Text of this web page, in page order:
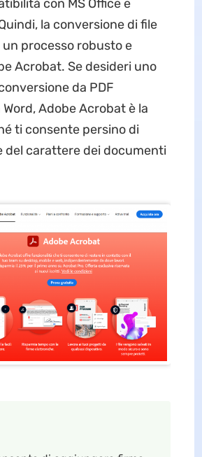
con MS Office e
la conversione di file
un processo robusto e
Acrobat. Se desideri uno
da PDF
Adobe Acrobat è la
ti consente persino di
del carattere dei documenti